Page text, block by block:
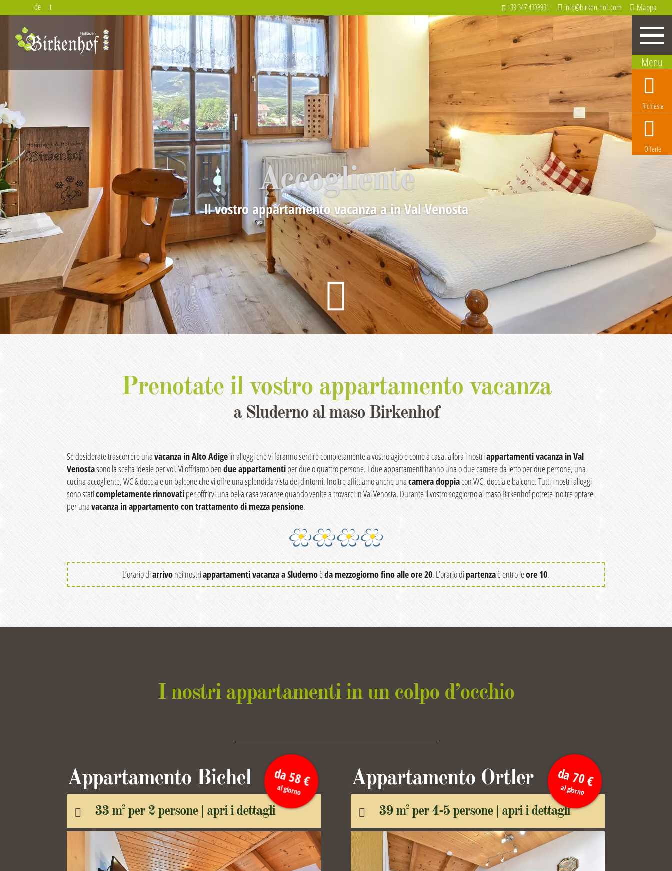
Richiesta
Offerte
+39 347 4338931 info@birken-hof.com Mappa
de it
Accogliente
Il vostro appartamento vacanza a in Val Venosta

Prenotate il vostro appartamento vacanza
a Sluderno al maso Birkenhof
Se desiderate trascorrere unavacanza in Alto Adigein alloggi che vi faranno sentire completamente a vostro agio e come a casa, allora i nostriappartamenti vacanza in Val
Venostasono la scelta ideale per voi. Vi offriamo bendue appartamentiper due o quattro persone. I due appartamenti hanno una o due camere da letto per due persone, una
cucina accogliente, WC & doccia e un balcone che vi offre una splendida vista dei dintorni. Inoltre affittiamo anche unacamera doppiacon WC, doccia e balcone. Tutti i nostri alloggi
sono staticompletamente rinnovatiper offrirvi una bella casa vacanze quando venite a trovarci in Val Venosta. Durante il vostro soggiorno al maso Birkenhof potrete inoltre optare
per unavacanza in appartamento con trattamento di mezza pensione.
L’orario diarrivonei nostriappartamenti vacanza a Sludernoèda mezzogiorno fino alle ore 20. L’orario dipartenzaè entro leore 10.
I nostri appartamenti in un colpo d’occhio
Appartamento Bichel
33 m2per 2 persone | apri i dettagli
da 58 €
al giorno
Appartamento Ortler
39 m2per 4-5 persone | apri i dettagli
da 70 €
al giorno